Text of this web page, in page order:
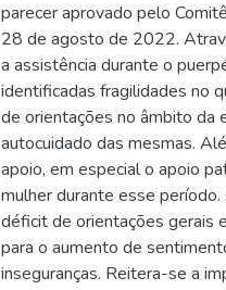
parecer aprovado pelo
28 de agosto de 2022.
a assistência durante o
identificadas fragilidades no
de orientações no âmbito da
autocuidado das mesmas.
apoio, em especial o apoio
mulher durante esse
déficit de orientações gerais
para o aumento de
inseguranças. Reitera-se a